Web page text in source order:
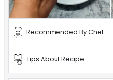
Recommended By Chef
Tips About Recipe